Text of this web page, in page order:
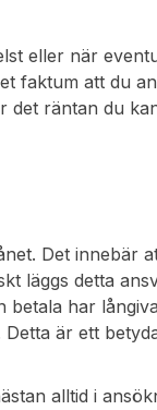
eller när
faktum att du
det räntan du
Det innebär
läggs detta
betala har
är ett
alltid i